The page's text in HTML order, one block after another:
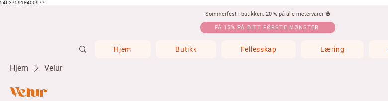
546375918400977
Sommerfest i butikken. 20 % på alle metervarer 🌸
FÅ 15% PÅ DITT FØRSTE MØNSTER
Hjem Butikk Fellesskap Læring
Hjem Velur
Velur